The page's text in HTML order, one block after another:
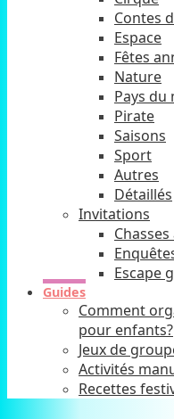
Contes
Espace
Fêtes
Nature
Pays du
Pirate
Saisons
Sport
Autres
Détaillés
Invitations
Escape
Guides
Comment
pour enfants?
Jeux de
Activités
Recettes